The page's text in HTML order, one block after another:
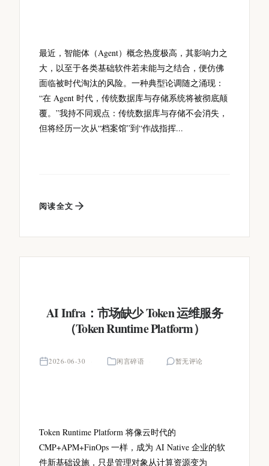
最近，智能体（Agent）概念热度极高，其影响力之
大，以至于各类基础软件若未能与之结合，便仿佛
面临被时代淘汰的风险。一种典型论调随之涌现：
“在 Agent 时代，传统数据库与存储系统将被彻底颠
覆。”我持不同观点：传统数据库与存储不会消失，
但将经历一次从“档案馆”到“作战指挥...
阅读全文
AI Infra：市场缺少 Token 运维服务
（Token Runtime Platform）
2026-06-30 闲言碎语 暂无评论
Token Runtime Platform 将像云时代的
CMP+APM+FinOps 一样，成为 AI Native 企业的软
件新基础设施，只是管理对象从计算资源变为